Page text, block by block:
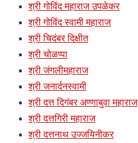
श्री गोविंद महाराज उपळेकर
श्री गोविंद स्वामी महाराज
श्री चिदंबर दिक्षीत
श्री चोळप्पा
श्री जंगलीमहाराज
श्री जनार्दनस्वामी
श्री दत्त दिगंबर अण्णाबुवा महाराज
श्री दत्तगिरी महाराज
श्री दत्तनाथ उज्जयिनीकर